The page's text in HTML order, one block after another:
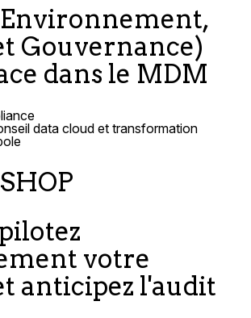
(Environnement,
Gouvernance)
dans le MDM
votre
anticipez l'audit